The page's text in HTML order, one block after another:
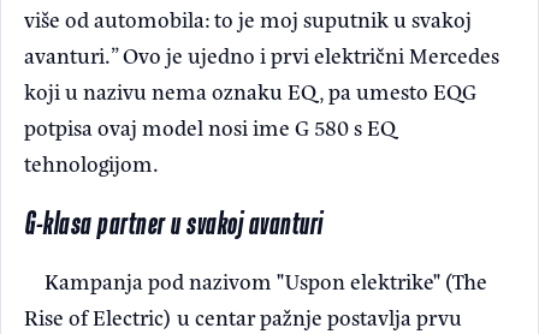
više od automobila: to je moj suputnik u svakoj
avanturi.” Ovo je ujedno i prvi električni Mercedes
koji u nazivu nema oznaku EQ, pa umesto EQG
potpisa ovaj model nosi ime G 580 s EQ
tehnologijom.
G-klasa partner u svakoj avanturi
Kampanja pod nazivom "Uspon elektrike" (The
Rise of Electric) u centar pažnje postavlja prvu